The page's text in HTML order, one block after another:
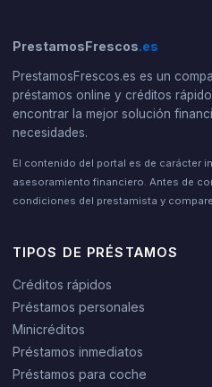
PrestamosFrescos.es
PrestamosFrescos.es es un
préstamos online y créditos
encontrar la mejor solución
necesidades.
El contenido del portal es de carácter
asesoramiento financiero. Antes de
condiciones del prestamista y
TIPOS DE PRÉSTAMOS
Créditos rápidos
Préstamos personales
Minicréditos
Préstamos inmediatos
Préstamos para coche